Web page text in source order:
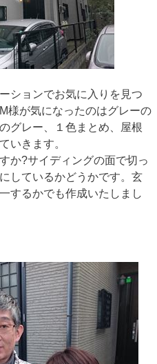
ションでお気に入りを見つ
様が気になったのはグレーの
グレー、１色まとめ、屋根
いきます。
か?サイディングの面で切っ
しているかどうかです。玄
するかでも作成いたしまし